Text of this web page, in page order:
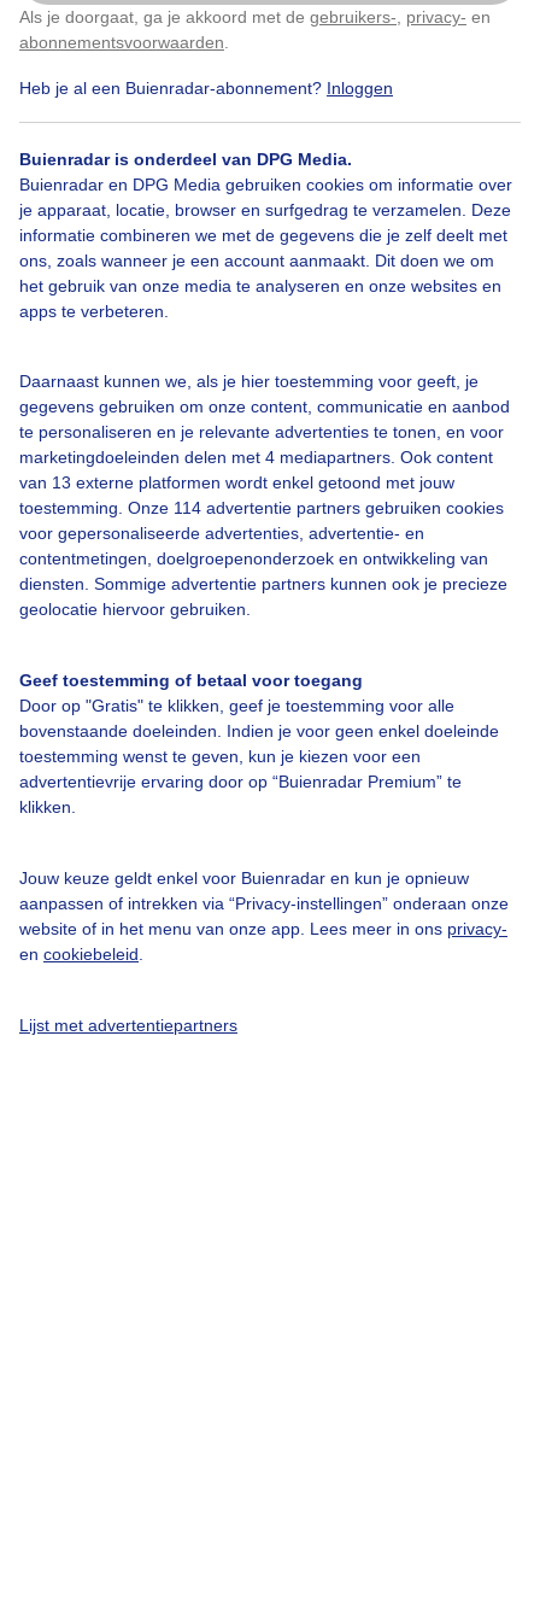
Als je doorgaat, ga je akkoord met de gebruikers- privacy- en
abonnementsvoorwaarden
Heb je al een Buienradar-abonnement? Inloggen
Buienradar is onderdeel van DPG Media.
Buienradar en DPG Media gebruiken cookies om informatie over
je apparaat, locatie, browser en surfgedrag te verzamelen. Deze
informatie combineren we met de gegevens die je zelf deelt met
ons, zoals wanneer je een account aanmaakt. Dit doen we om
het gebruik van onze media te analyseren en onze websites en
apps te verbeteren.
Daarnaast kunnen we, als je hier toestemming voor geeft, je
gegevens gebruiken om onze content, communicatie en aanbod
te personaliseren en je relevante advertenties te tonen, en voor
marketingdoeleinden delen met 4 mediapartners. Ook content
van 13 externe platformen wordt enkel getoond met jouw
toestemming. Onze 114 advertentie partners gebruiken cookies
voor gepersonaliseerde advertenties, advertentie- en
contentmetingen, doelgroepenonderzoek en ontwikkeling van
diensten. Sommige advertentie partners kunnen ook je precieze
geolocatie hiervoor gebruiken.
Geef toestemming of betaal voor toegang
Door op "Gratis" te klikken, geef je toestemming voor alle
bovenstaande doeleinden. Indien je voor geen enkel doeleinde
toestemming wenst te geven, kun je kiezen voor een
advertentievrije ervaring door op “Buienradar Premium” te
klikken.
Jouw keuze geldt enkel voor Buienradar en kun je opnieuw
aanpassen of intrekken via “Privacy-instellingen” onderaan onze
website of in het menu van onze app. Lees meer in ons privacy-
en cookiebeleid
Lijst met advertentiepartners
Week prijs.
publieksstemming. Van vrijdag t/m zondag 15.00 uur kan er door het
publiek op
gestemd worden op deze 4 foto’s.
foto is dan tevens genomineerd voor Foto van de Maand.
In totaal zijn er dus 4 weekwinnaars en deze 4 foto’s zijn alle 4
genomineerd voor Foto van de Maand.
Op maandag 31 mei kunnen mensen op
stemmen wint de prijs Foto van de Maand (zie onder).
We maken de winnaar van de Foto van de Maand op 1 juni 2021
bekend.
Prijzenpakket:
4 x weekwinnaar:
- Elke weekwinnaar krijgt 8 HEMA fotobloks t.w.v. €113 (inclusief
verwerkings/verzendkosten)
- Elke Foto van de Week komt op televisie in het RTL Weer bij RTL 4 op
1 x Maandwinnaar:
- HEMA fotopakket t.w.v. €375,-
- De Foto van de Maand komt op televisie in het RTL Weer Ontbijt bij
RTL 4 op 1 juni 2021
Klik hierom dit aan te passen